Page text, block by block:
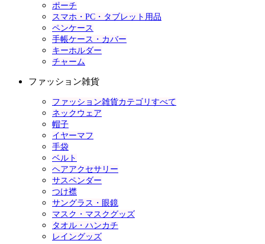
ポーチ
スマホ・PC・タブレット用品
ペンケース
手帳ケース・カバー
キーホルダー
チャーム
ファッション雑貨
ファッション雑貨カテゴリすべて
ネックウェア
帽子
イヤーマフ
手袋
ベルト
ヘアアクセサリー
サスペンダー
つけ襟
サングラス・眼鏡
マスク・マスクグッズ
タオル・ハンカチ
レイングッズ